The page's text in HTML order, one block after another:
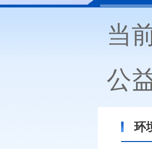
当
公
环